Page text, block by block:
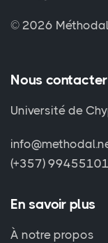
© 2026 Méthodal
Nous contacter
Université de
(+357) 99455101
En savoir plus
À notre propos